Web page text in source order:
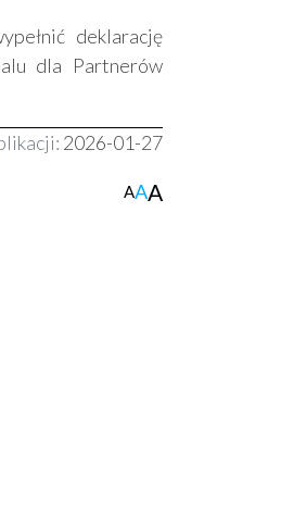
deklarację
dla Partnerów
2026-01-27
AAA